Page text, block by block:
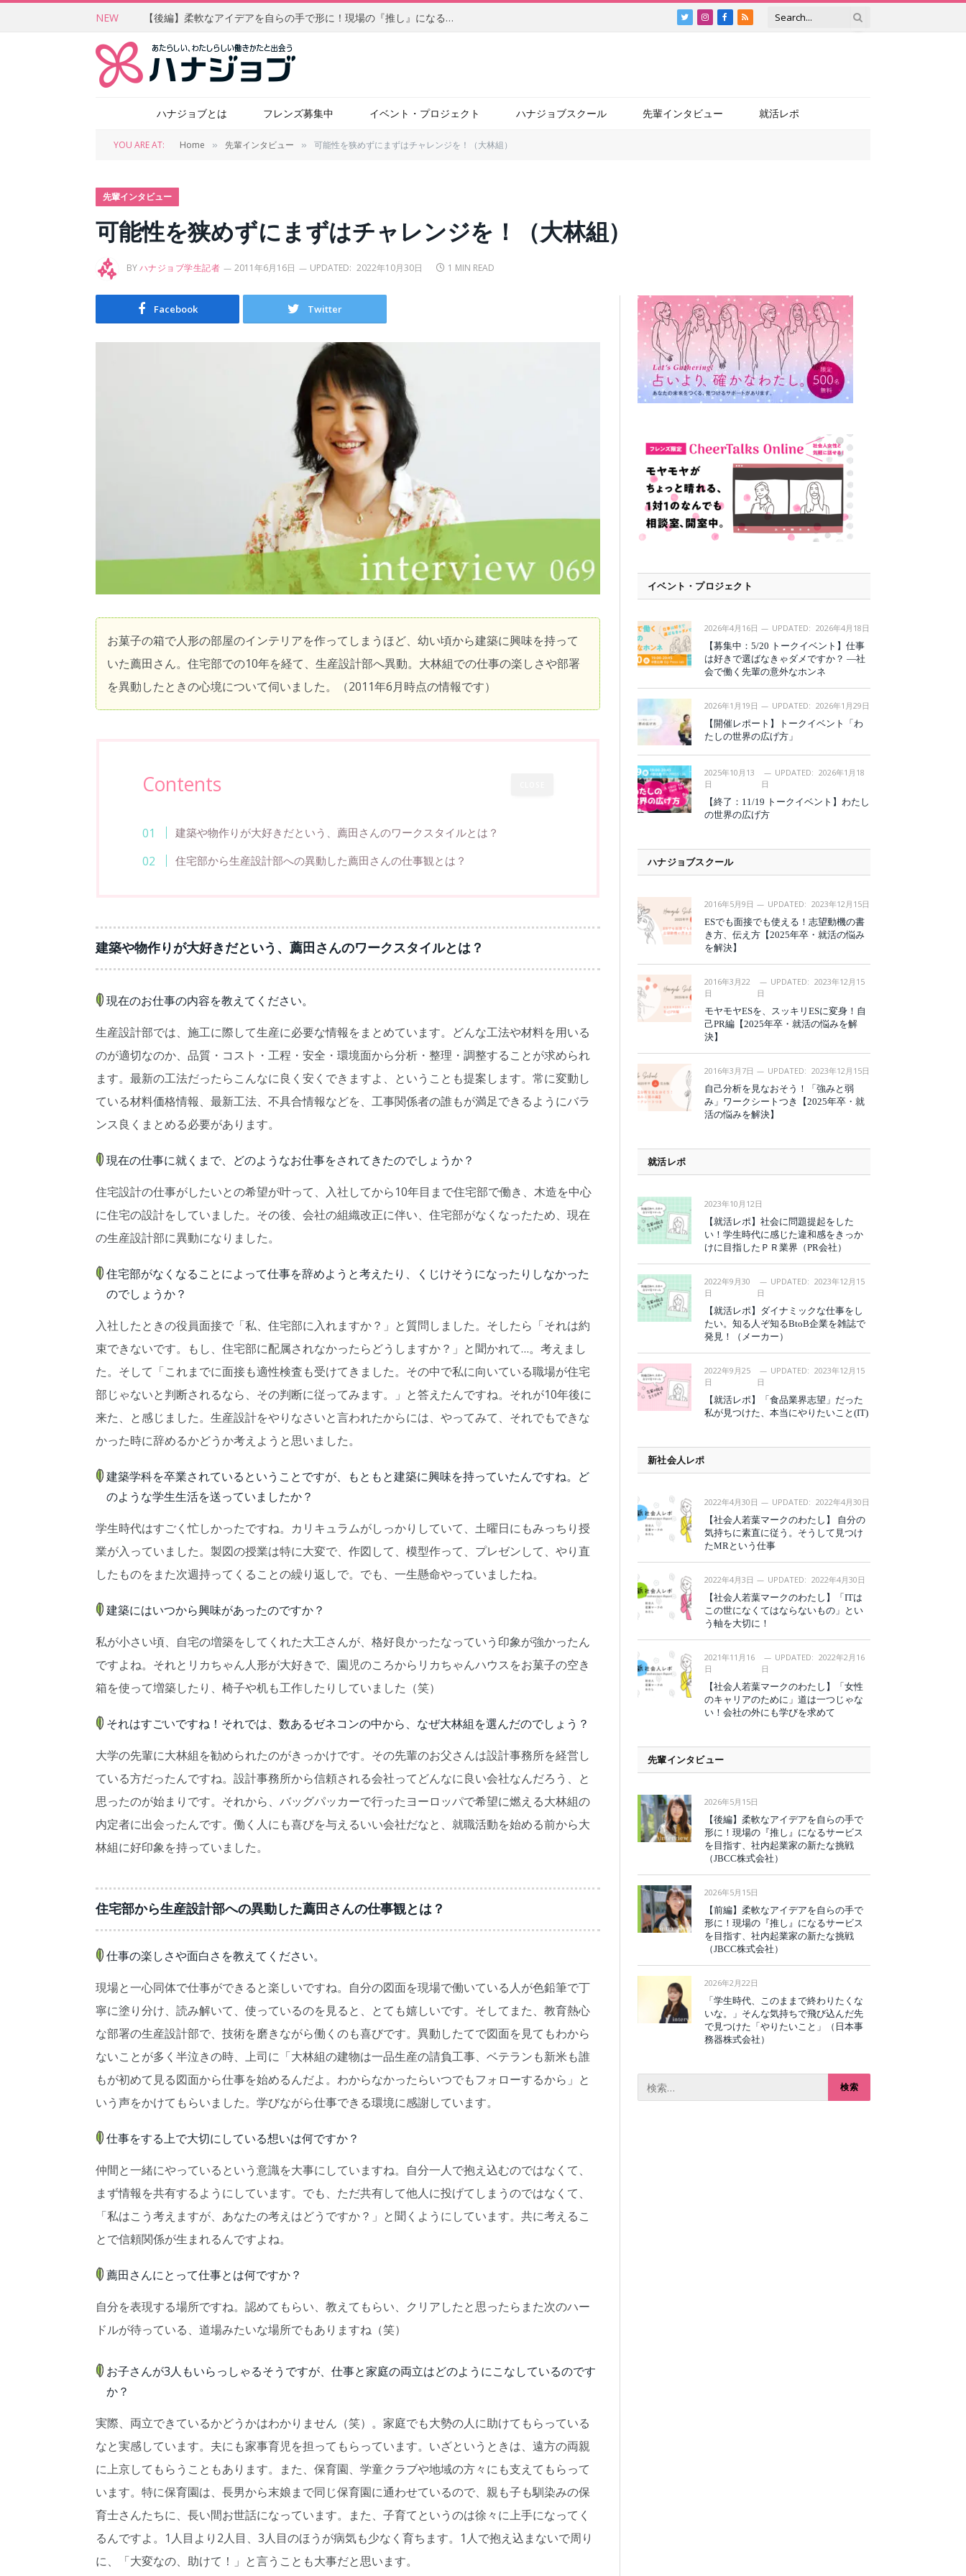
NEW 【後編】柔軟なアイデアを自らの手で形に！現場の『推し』になるサービスを目指す、社内起業家の新たな挑戦（JBCC株式会社） TwitterInstagram
Facebook
RSS
ハナジョブとは フレンズ募集中 イベント・プロジェクト ハナジョブスクール 先輩インタビュー 就活レポ
YOU ARE AT: Home » 先輩インタビュー » 可能性を狭めずにまずはチャレンジを！（大林組）
先輩インタビュー
可能性を狭めずにまずはチャレンジを！（大林組）
BYハナジョブ学生記者 2011年6月16日 UPDATED: 2022年10月30日 1 MIN READ
Facebook Twitter
お菓子の箱で人形の部屋のインテリアを作ってしまうほど、幼い頃から建築に興味を持って
いた薦田さん。住宅部での10年を経て、生産設計部へ異動。大林組での仕事の楽しさや部署
を異動したときの心境について伺いました。（2011年6月時点の情報です）
Contents
建築や物作りが大好きだという、薦田さんのワークスタイルとは？
住宅部から生産設計部への異動した薦田さんの仕事観とは？
建築や物作りが大好きだという、薦田さんのワークスタイルとは？
現在のお仕事の内容を教えてください。
生産設計部では、施工に際して生産に必要な情報をまとめています。どんな工法や材料を用いる
のが適切なのか、品質・コスト・工程・安全・環境面から分析・整理・調整することが求められ
ます。最新の工法だったらこんなに良く安くできますよ、ということも提案します。常に変動し
ている材料価格情報、最新工法、不具合情報などを、工事関係者の誰もが満足できるようにバラ
ンス良くまとめる必要があります。
現在の仕事に就くまで、どのようなお仕事をされてきたのでしょうか？
住宅設計の仕事がしたいとの希望が叶って、入社してから10年目まで住宅部で働き、木造を中心
に住宅の設計をしていました。その後、会社の組織改正に伴い、住宅部がなくなったため、現在
の生産設計部に異動になりました。
住宅部がなくなることによって仕事を辞めようと考えたり、くじけそうになったりしなかった
のでしょうか？
入社したときの役員面接で「私、住宅部に入れますか？」と質問しました。そしたら「それは約
束できないです。もし、住宅部に配属されなかったらどうしますか？」と聞かれて…。考えまし
た。そして「これまでに面接も適性検査も受けてきました。その中で私に向いている職場が住宅
部じゃないと判断されるなら、その判断に従ってみます。」と答えたんですね。それが10年後に
来た、と感じました。生産設計をやりなさいと言われたからには、やってみて、それでもできな
かった時に辞めるかどうか考えようと思いました。
建築学科を卒業されているということですが、もともと建築に興味を持っていたんですね。ど
のような学生生活を送っていましたか？
学生時代はすごく忙しかったですね。カリキュラムがしっかりしていて、土曜日にもみっちり授
業が入っていました。製図の授業は特に大変で、作図して、模型作って、プレゼンして、やり直
したものをまた次週持ってくることの繰り返しで。でも、一生懸命やっていましたね。
建築にはいつから興味があったのですか？
私が小さい頃、自宅の増築をしてくれた大工さんが、格好良かったなっていう印象が強かったん
ですよね。それとリカちゃん人形が大好きで、園児のころからリカちゃんハウスをお菓子の空き
箱を使って増築したり、椅子や机も工作したりしていました（笑）
それはすごいですね！それでは、数あるゼネコンの中から、なぜ大林組を選んだのでしょう？
大学の先輩に大林組を勧められたのがきっかけです。その先輩のお父さんは設計事務所を経営し
ている方だったんですね。設計事務所から信頼される会社ってどんなに良い会社なんだろう、と
思ったのが始まりです。それから、バッグパッカーで行ったヨーロッパで希望に燃える大林組の
内定者に出会ったんです。働く人にも喜びを与えるいい会社だなと、就職活動を始める前から大
林組に好印象を持っていました。
住宅部から生産設計部への異動した薦田さんの仕事観とは？
仕事の楽しさや面白さを教えてください。
現場と一心同体で仕事ができると楽しいですね。自分の図面を現場で働いている人が色鉛筆で丁
寧に塗り分け、読み解いて、使っているのを見ると、とても嬉しいです。そしてまた、教育熱心
な部署の生産設計部で、技術を磨きながら働くのも喜びです。異動したてで図面を見てもわから
ないことが多く半泣きの時、上司に「大林組の建物は一品生産の請負工事、ベテランも新米も誰
もが初めて見る図面から仕事を始めるんだよ。わからなかったらいつでもフォローするから」と
いう声をかけてもらいました。学びながら仕事できる環境に感謝しています。
仕事をする上で大切にしている想いは何ですか？
仲間と一緒にやっているという意識を大事にしていますね。自分一人で抱え込むのではなくて、
まず情報を共有するようにしています。でも、ただ共有して他人に投げてしまうのではなくて、
「私はこう考えますが、あなたの考えはどうですか？」と聞くようにしています。共に考えるこ
とで信頼関係が生まれるんですよね。
薦田さんにとって仕事とは何ですか？
自分を表現する場所ですね。認めてもらい、教えてもらい、クリアしたと思ったらまた次のハー
ドルが待っている、道場みたいな場所でもありますね（笑）
お子さんが3人もいらっしゃるそうですが、仕事と家庭の両立はどのようにこなしているのです
か？
実際、両立できているかどうかはわかりません（笑）。家庭でも大勢の人に助けてもらっている
なと実感しています。夫にも家事育児を担ってもらっています。いざというときは、遠方の両親
に上京してもらうこともあります。また、保育園、学童クラブや地域の方々にも支えてもらって
います。特に保育園は、長男から末娘まで同じ保育園に通わせているので、親も子も馴染みの保
育士さんたちに、長い間お世話になっています。また、子育てというのは徐々に上手になってく
るんですよ。1人目より2人目、3人目のほうが病気も少なく育ちます。1人で抱え込まないで周り
に、「大変なの、助けて！」と言うことも大事だと思います。
イベント・プロジェクト
2026年4月16日 UPDATED: 2026年4月18日
【募集中：5/20 トークイベント】仕事
は好きで選ばなきゃダメですか？ —社
会で働く先輩の意外なホンネ
2026年1月19日 UPDATED: 2026年1月29日
【開催レポート】トークイベント「わ
たしの世界の広げ方」
2025年10月13
日
UPDATED: 2026年1月18
日
【終了：11/19 トークイベント】わたし
の世界の広げ方
ハナジョブスクール
2016年5月9日 UPDATED: 2023年12月15日
ESでも面接でも使える！志望動機の書
き方、伝え方【2025年卒・就活の悩み
を解決】
2016年3月22
日
UPDATED: 2023年12月15
日
モヤモヤESを、スッキリESに変身！自
己PR編【2025年卒・就活の悩みを解
決】
2016年3月7日 UPDATED: 2023年12月15日
自己分析を見なおそう！「強みと弱
み」ワークシートつき【2025年卒・就
活の悩みを解決】
就活レポ
2023年10月12日
【就活レポ】社会に問題提起をした
い！学生時代に感じた違和感をきっか
けに目指したＰＲ業界（PR会社）
2022年9月30
日
UPDATED: 2023年12月15
日
【就活レポ】ダイナミックな仕事をし
たい。知る人ぞ知るBtoB企業を雑誌で
発見！（メーカー）
2022年9月25
日
UPDATED: 2023年12月15
日
【就活レポ】「食品業界志望」だった
私が見つけた、本当にやりたいこと(IT)
新社会人レポ
2022年4月30日 UPDATED: 2022年4月30日
【社会人若葉マークのわたし】 自分の
気持ちに素直に従う。そうして見つけ
たMRという仕事
2022年4月3日 UPDATED: 2022年4月30日
【社会人若葉マークのわたし】「ITは
この世になくてはならないもの」とい
う軸を大切に！
2021年11月16
日
UPDATED: 2022年2月16
日
【社会人若葉マークのわたし】「女性
のキャリアのために」道は一つじゃな
い！会社の外にも学びを求めて
先輩インタビュー
2026年5月15日
【後編】柔軟なアイデアを自らの手で
形に！現場の『推し』になるサービス
を目指す、社内起業家の新たな挑戦
（JBCC株式会社）
2026年5月15日
【前編】柔軟なアイデアを自らの手で
形に！現場の『推し』になるサービス
を目指す、社内起業家の新たな挑戦
（JBCC株式会社）
2026年2月22日
「学生時代、このままで終わりたくな
いな。」そんな気持ちで飛び込んだ先
で見つけた「やりたいこと」（日本事
務器株式会社）